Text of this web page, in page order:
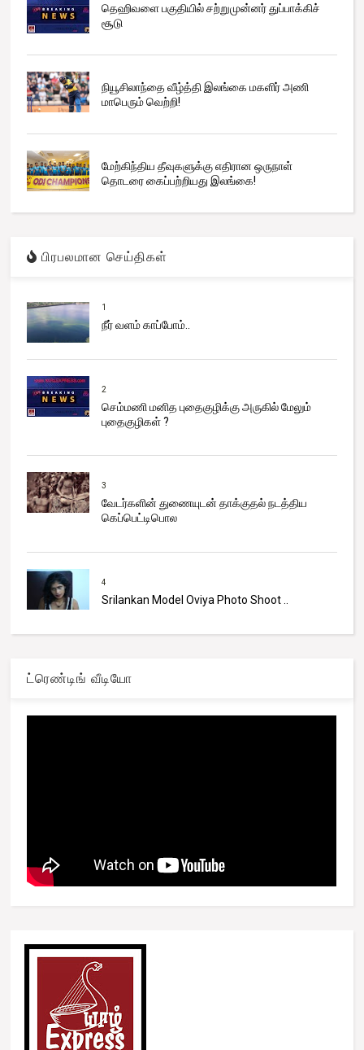
தெஹிவளை பகுதியில் சற்றுமுன்னர் துப்பாக்கிச்
சூடு
நியூசிலாந்தை வீழ்த்தி இலங்கை மகளிர் அணி
மாபெரும் வெற்றி!
மேற்கிந்திய தீவுகளுக்கு எதிரான ஒருநாள்
தொடரை கைப்பற்றியது இலங்கை!
பிரபலமான செய்திகள்
1
நீர் வளம் காப்போம்..
2
செம்மணி மனித புதைகுழிக்கு அருகில் மேலும்
புதைகுழிகள் ?
3
வேடர்களின் துணையுடன் தாக்குதல் நடத்திய
கெப்பெட்டிபொல
4
Srilankan Model Oviya Photo Shoot ..
ட்ரெண்டிங் வீடியோ